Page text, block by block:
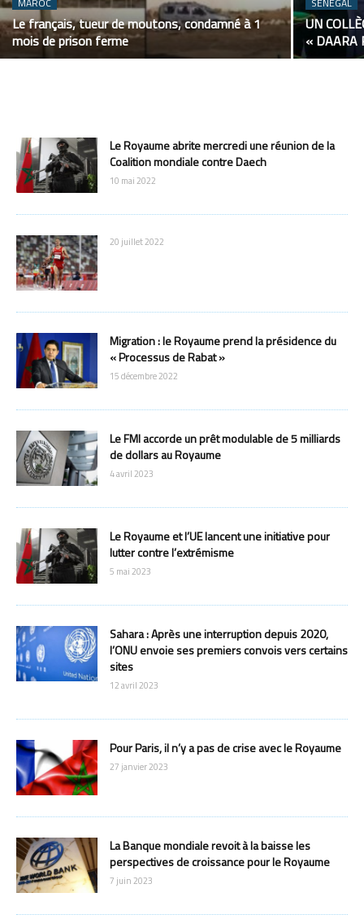
Le français, tueur de moutons, condamné à 1
mois de prison ferme
UN
« DAARA
Le Royaume abrite mercredi une réunion de la
Coalition mondiale contre Daech
10 mai 2022
20 juillet 2022
Migration : le Royaume prend la présidence du
« Processus de Rabat »
15 décembre 2022
Le FMI accorde un prêt modulable de 5 milliards
de dollars au Royaume
4 avril 2023
Le Royaume et l’UE lancent une initiative pour
lutter contre l’extrémisme
5 mai 2023
Sahara : Après une interruption depuis 2020,
l’ONU envoie ses premiers convois vers certains
sites
12 avril 2023
Pour Paris, il n’y a pas de crise avec le Royaume
27 janvier 2023
La Banque mondiale revoit à la baisse les
perspectives de croissance pour le Royaume
7 juin 2023